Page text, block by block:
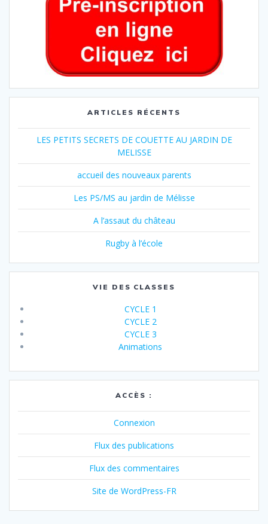
ARTICLES RÉCENTS
LES PETITS SECRETS DE COUETTE AU JARDIN DE
MELISSE
accueil des nouveaux parents
Les PS/MS au jardin de Mélisse
A l’assaut du château
Rugby à l’école
VIE DES CLASSES
CYCLE 1
CYCLE 2
CYCLE 3
Animations
ACCÈS :
Connexion
Flux des publications
Flux des commentaires
Site de WordPress-FR